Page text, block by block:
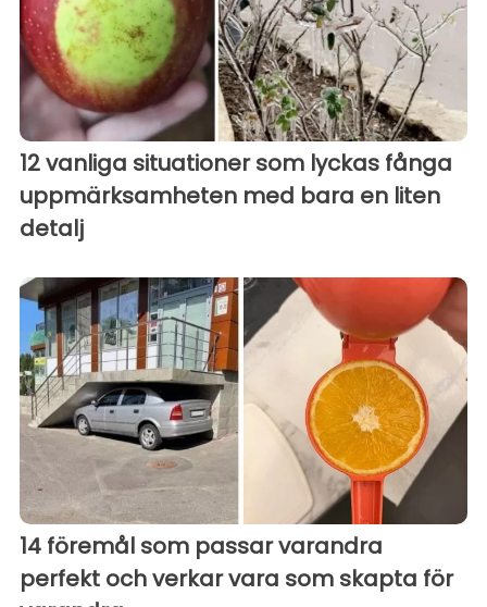
12 vanliga situationer som lyckas fånga
uppmärksamheten med bara en liten
detalj
14 föremål som passar varandra
perfekt och verkar vara som skapta för